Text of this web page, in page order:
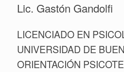
Lic. Gastón Gandolfi
LICENCIADO EN
UNIVERSIDAD DE
ORIENTACIÓN